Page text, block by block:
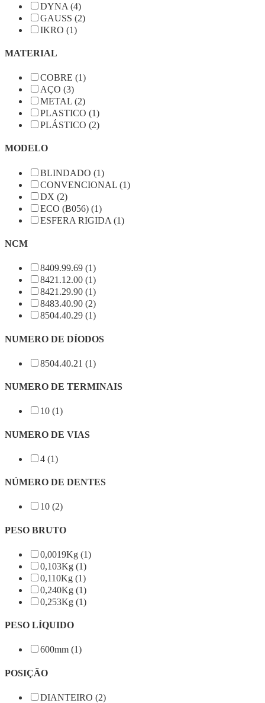
DYNA (4)
GAUSS (2)
IKRO (1)
MATERIAL
COBRE (1)
AÇO (3)
METAL (2)
PLASTICO (1)
PLÁSTICO (2)
MODELO
BLINDADO (1)
CONVENCIONAL (1)
DX (2)
ECO (B056) (1)
ESFERA RIGIDA (1)
NCM
8409.99.69 (1)
8421.12.00 (1)
8421.29.90 (1)
8483.40.90 (2)
8504.40.29 (1)
NUMERO DE DÍODOS
8504.40.21 (1)
NUMERO DE TERMINAIS
10 (1)
NUMERO DE VIAS
4 (1)
NÚMERO DE DENTES
10 (2)
PESO BRUTO
0,0019Kg (1)
0,103Kg (1)
0,110Kg (1)
0,240Kg (1)
0,253Kg (1)
PESO LÍQUIDO
600mm (1)
POSIÇÃO
DIANTEIRO (2)